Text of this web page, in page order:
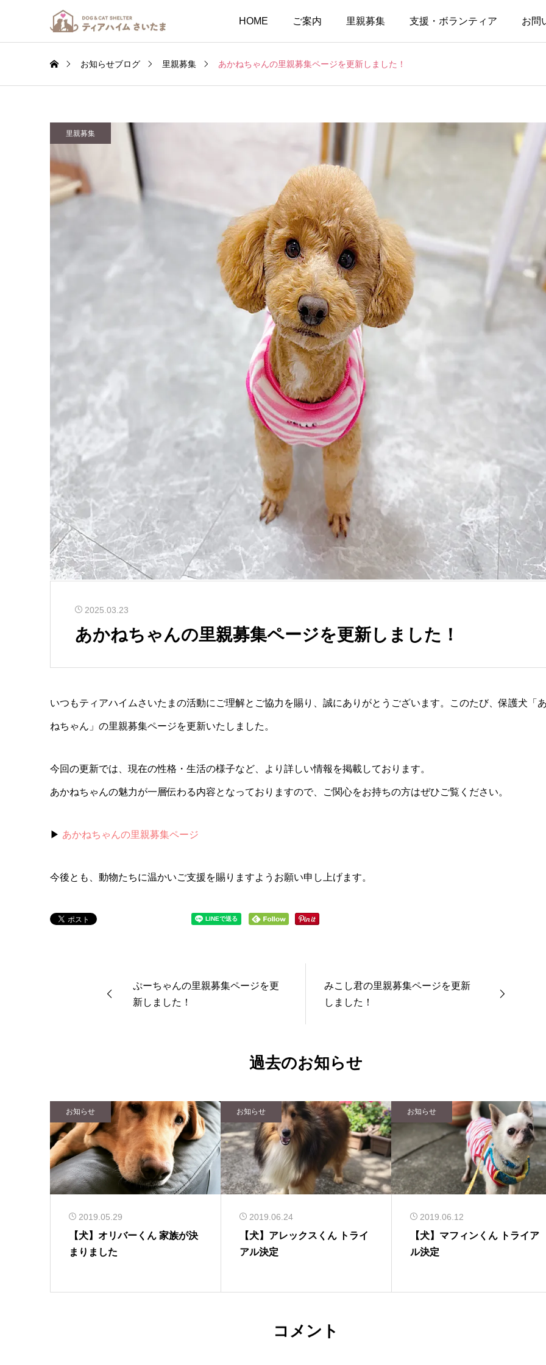
HOME ご案内 里親募集 支援・ボランティア お問
お知らせブログ 里親募集 あかねちゃんの里親募集ページを更新しました！
里親募集
2025.03.23
あかねちゃんの里親募集ページを更新しました！
いつもティアハイムさいたまの活動にご理解とご協力を賜り、誠にありがとうございます。このたび、保護犬「
ねちゃん」の里親募集ページを更新いたしました。
今回の更新では、現在の性格・生活の様子など、より詳しい情報を掲載しております。
あかねちゃんの魅力が一層伝わる内容となっておりますので、ご関心をお持ちの方はぜひご覧ください。
▶︎ あかねちゃんの里親募集ページ
今後とも、動物たちに温かいご支援を賜りますようお願い申し上げます。
ぷーちゃんの里親募集ページを更
新しました！
みこし君の里親募集ページを更新
しました！
過去のお知らせ
お知らせ
2019.05.29
【犬】オリバーくん 家族が決
まりました
お知らせ
2019.06.24
【犬】アレックスくん トライ
アル決定
お知らせ
2019.06.12
【犬】マフィンくん トライア
ル決定
コメント